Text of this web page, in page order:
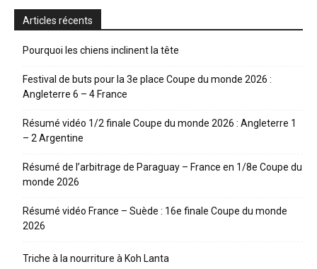
Articles récents
Pourquoi les chiens inclinent la tête
Festival de buts pour la 3e place Coupe du monde 2026 :
Angleterre 6 – 4 France
Résumé vidéo 1/2 finale Coupe du monde 2026 : Angleterre 1
– 2 Argentine
Résumé de l’arbitrage de Paraguay – France en 1/8e Coupe du
monde 2026
Résumé vidéo France – Suède : 16e finale Coupe du monde
2026
Triche à la nourriture à Koh Lanta